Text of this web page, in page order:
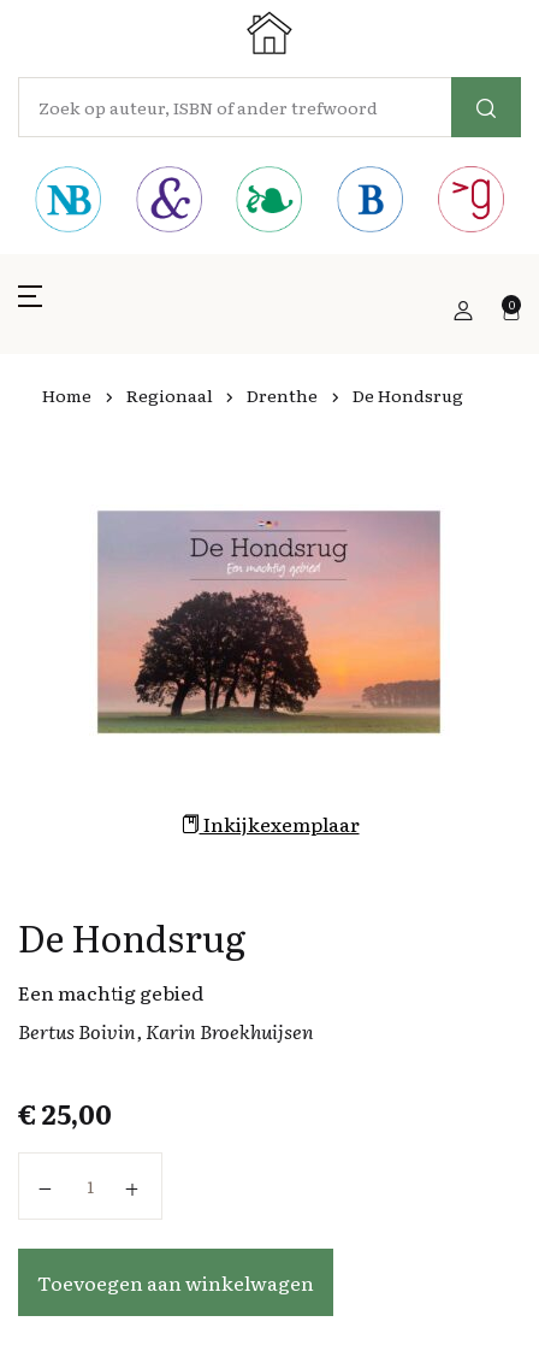
0
Home Regionaal Drenthe De Hondsrug
Inkijkexemplaar
De Hondsrug
Een machtig gebied
Bertus Boivin, Karin Broekhuijsen
€25,00
Toevoegen aan winkelwagen